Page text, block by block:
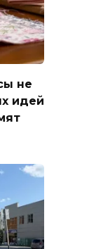
не
идей